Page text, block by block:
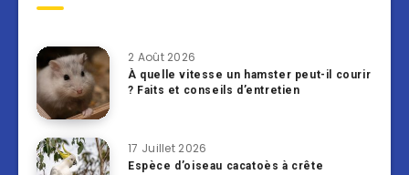
2 Août 2026
À quelle vitesse un hamster peut-il courir
? Faits et conseils d’entretien
17 Juillet 2026
Espèce d’oiseau cacatoès à crête